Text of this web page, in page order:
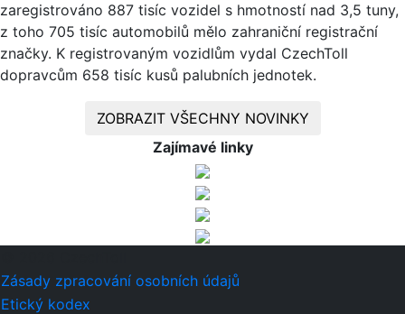
zaregistrováno 887 tisíc vozidel s hmotností nad 3,5 tuny,
z toho 705 tisíc automobilů mělo zahraniční registrační
značky. K registrovaným vozidlům vydal CzechToll
dopravcům 658 tisíc kusů palubních jednotek.
ZOBRAZIT VŠECHNY NOVINKY
Zajímavé linky
Zásady zpracování osobních údajů
Etický kodex